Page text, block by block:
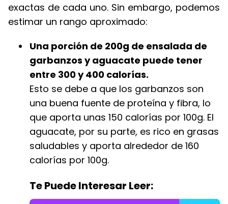
exactas de cada uno. Sin embargo, podemos
estimar un rango aproximado:
Una porción de 200g de ensalada de
garbanzos y aguacate puede tener
entre 300 y 400 calorías.
Esto se debe a que los garbanzos son
una buena fuente de proteína y fibra, lo
que aporta unas 150 calorías por 100g. El
aguacate, por su parte, es rico en grasas
saludables y aporta alrededor de 160
calorías por 100g.
Te Puede Interesar Leer: